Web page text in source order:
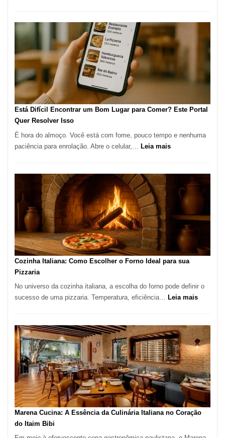
como
reservar
Paulo
Está Difícil Encontrar um Bom Lugar para Comer? Este Portal
Quer Resolver Isso
É hora do almoço. Você está com fome, pouco tempo e nenhuma
paciência para enrolação. Abre o celular,… Leia mais:
Encontrar
um
Lugar
Comer?
Este
Portal
Isso
Cozinha Italiana: Como Escolher o Forno Ideal para sua
Pizzaria
No universo da cozinha italiana, a escolha do forno pode definir o
sucesso de uma pizzaria. Temperatura, eficiência… Leia mais:
Como
Escolher
o
Forno
Ideal
para
sua
Pizzaria
Marena Cucina: A Essência da Culinária Italiana no Coração
do Itaim Bibi